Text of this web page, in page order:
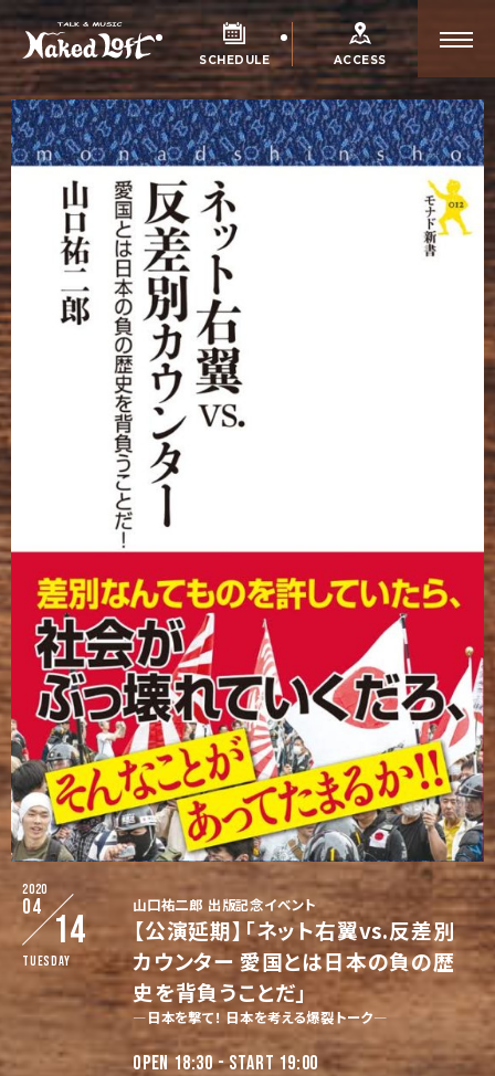
SCHEDULE ACCESS
2020
04
14
Tuesday
山口祐二郎 出版記念イベント
【公演延期】「ネット右翼vs.反差別
カウンター 愛国とは日本の負の歴
史を背負うことだ」
―日本を撃て！ 日本を考える爆裂トーク―
OPEN 18:30 - START 19:00